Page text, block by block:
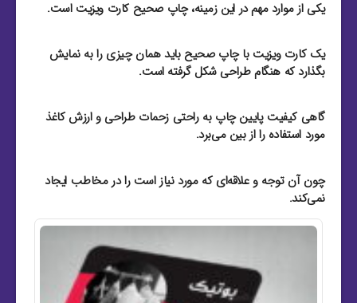
یکی از موارد مهم در این زمینه، چاپ صحیح کارت ویزیت است.
یک کارت ویزیت با چاپ صحیح باید همان چیزی را به نمایش
بگذارد که هنگام طراحی شکل گرفته است.
گاهی کیفیت پایین چاپ به‌ راحتی زحمات طراحی و ارزش کاغذ
مورد استفاده را از بین می‌برد.
چون آن توجه و علاقه‌ای که مورد نیاز است را در مخاطب ایجاد
نمی‌کند.